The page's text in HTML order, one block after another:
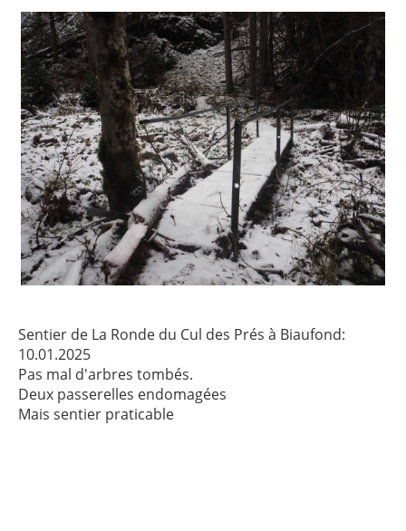
Sentier de La Ronde du Cul des Prés à Biaufond:
10.01.2025
Pas mal d'arbres tombés.
Deux passerelles endomagées
Mais sentier praticable